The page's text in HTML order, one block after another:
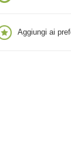
Aggiungi ai